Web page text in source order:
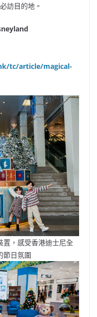
訪目的地。
tc/article/magical-
置，感受香港迪士尼全
節日氛圍